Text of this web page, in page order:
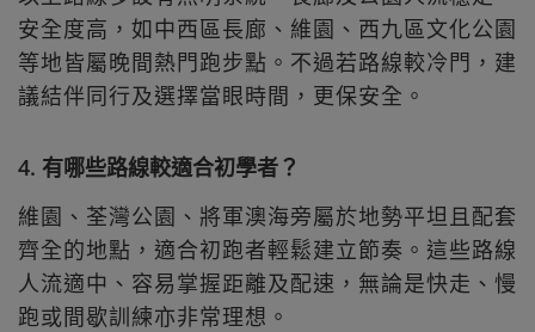
安全度高，如中西區長廊、維園、西九區文化公園
等地皆屬晚間熱門跑步點。不過若路線較冷門，建
議結伴同行及選擇當眼時間，更保安全。
4. 有哪些路線較適合初學者？
維園、荃灣公園、將軍澳海旁屬於地勢平坦且配套
齊全的地點，適合初跑者輕鬆建立節奏。這些路線
人流適中、容易掌握距離及配速，無論是快走、慢
跑或間歇訓練亦非常理想。